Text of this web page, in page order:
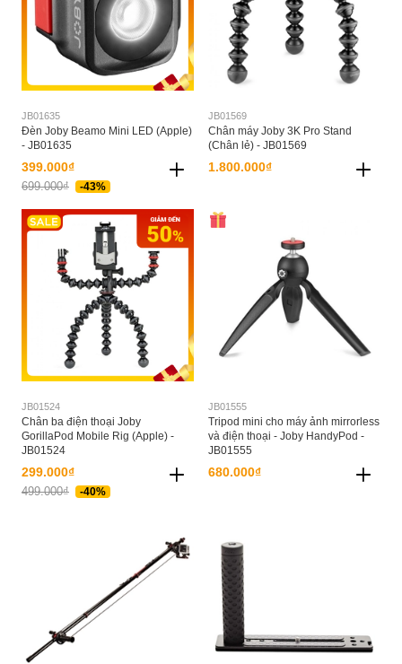
JB01635
Đèn Joby Beamo Mini LED (Apple)
- JB01635
399.000₫
699.000₫ -43%
JB01569
Chân máy Joby 3K Pro Stand
(Chân lẻ) - JB01569
1.800.000₫
JB01524
Chân ba điện thoại Joby
GorillaPod Mobile Rig (Apple) -
JB01524
299.000₫
499.000₫ -40%
JB01555
Tripod mini cho máy ảnh mirrorless
và điện thoại - Joby HandyPod -
JB01555
680.000₫